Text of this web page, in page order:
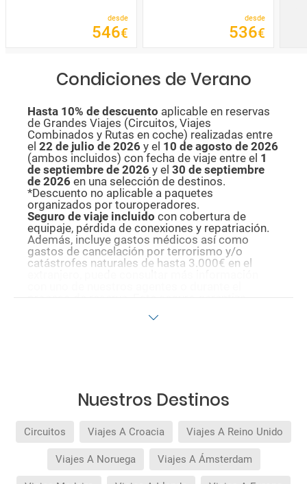
desde
546€
desde
536€
Condiciones de Verano
Hasta 10% de descuento aplicable en reservas
de Grandes Viajes (Circuitos, Viajes
Combinados y Rutas en coche) realizadas entre
el 22 de julio de 2026 y el 10 de agosto de 2026
(ambos incluidos) con fecha de viaje entre el 1
de septiembre de 2026 y el 30 de septiembre
de 2026 en una selección de destinos.
*Descuento no aplicable a paquetes
organizados por touroperadores.
Seguro de viaje incluido con cobertura de
equipaje, pérdida de conexiones y repatriación.
Además, incluye gastos médicos así como
gastos de cancelación por terrorismo y/o
catástrofes naturales de hasta 3.000€ en el
si quiere reforzar esta asistencia tiene que
Quedan excluidos los productos de terceros de
esta promoción.Nuestros Destinos
Circuitos Viajes A Croacia Viajes A Reino Unido
Viajes A Noruega Viajes A Ámsterdam